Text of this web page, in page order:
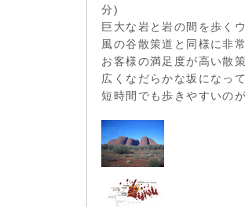
分)
巨大な岩と岩の間を歩く
風の谷散策道と同様に非
お客様の満足度が高い散
広くなだらかな坂になっ
短時間でも歩きやすいの